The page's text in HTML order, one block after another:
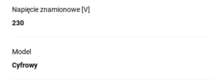
Napięcie znamionowe [V]
230
Model
Cyfrowy